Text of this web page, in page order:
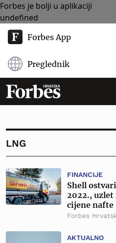
Forbes je bolji u aplikaciji
undefined
Forbes App
Preglednik
LNG
FINANCIJE
Shell
2022., uzlet
cijene nafte
Forbes
AKTUALNO